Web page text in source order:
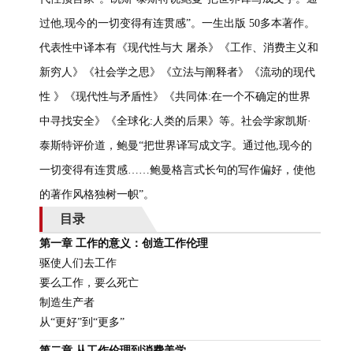
过他,现今的一切变得有连贯感”。一生出版 50多本著作。
代表性中译本有《现代性与大 屠杀》《工作、消费主义和
新穷人》《社会学之思》《立法与阐释者》《流动的现代
性 》《现代性与矛盾性》《共同体:在一个不确定的世界
中寻找安全》《全球化:人类的后果》等。社会学家凯斯·
泰斯特评价道，鲍曼“把世界译写成文字。通过他,现今的
一切变得有连贯感……鲍曼格言式长句的写作偏好，使他
的著作风格独树一帜”。
目录
第一章 工作的意义：创造工作伦理
驱使人们去工作
要么工作，要么死亡
制造生产者
从“更好”到“更多”